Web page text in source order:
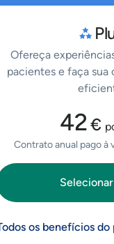
Ofereça
pacientes e faça sua
42€
Contrato anual pago à
os benefícios